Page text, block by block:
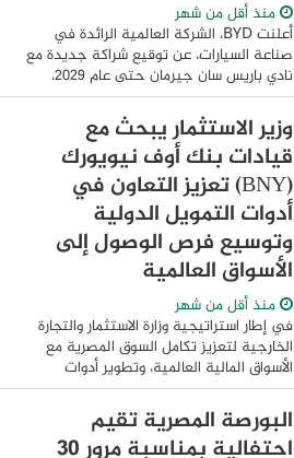
منذ أقل من شهر
أعلنت BYD، الشركة العالمية الرائدة في
صناعة السيارات، عن توقيع شراكة جديدة مع
نادي باريس سان جيرمان حتى عام 2029،
لتصبح بموجبها الناقل الرسمي للنادي على
مدار المواسم الثلاثة المقبلة. وتجمع هذه ...
وزير الاستثمار يبحث مع
قيادات بنك أوف نيويورك
(BNY) تعزيز التعاون في
أدوات التمويل الدولية
وتوسيع فرص الوصول إلى
الأسواق العالمية
منذ أقل من شهر
في إطار استراتيجية وزارة الاستثمار والتجارة
الخارجية لتعزيز تكامل السوق المصرية مع
الأسواق المالية العالمية، وتطوير أدوات
التمويل الدولية، وتوسيع قاعدة المستثمرين،
بما يسهم في جذب المزيد من ...
البورصة المصرية تقيم
احتفالية بمناسبة مرور 30